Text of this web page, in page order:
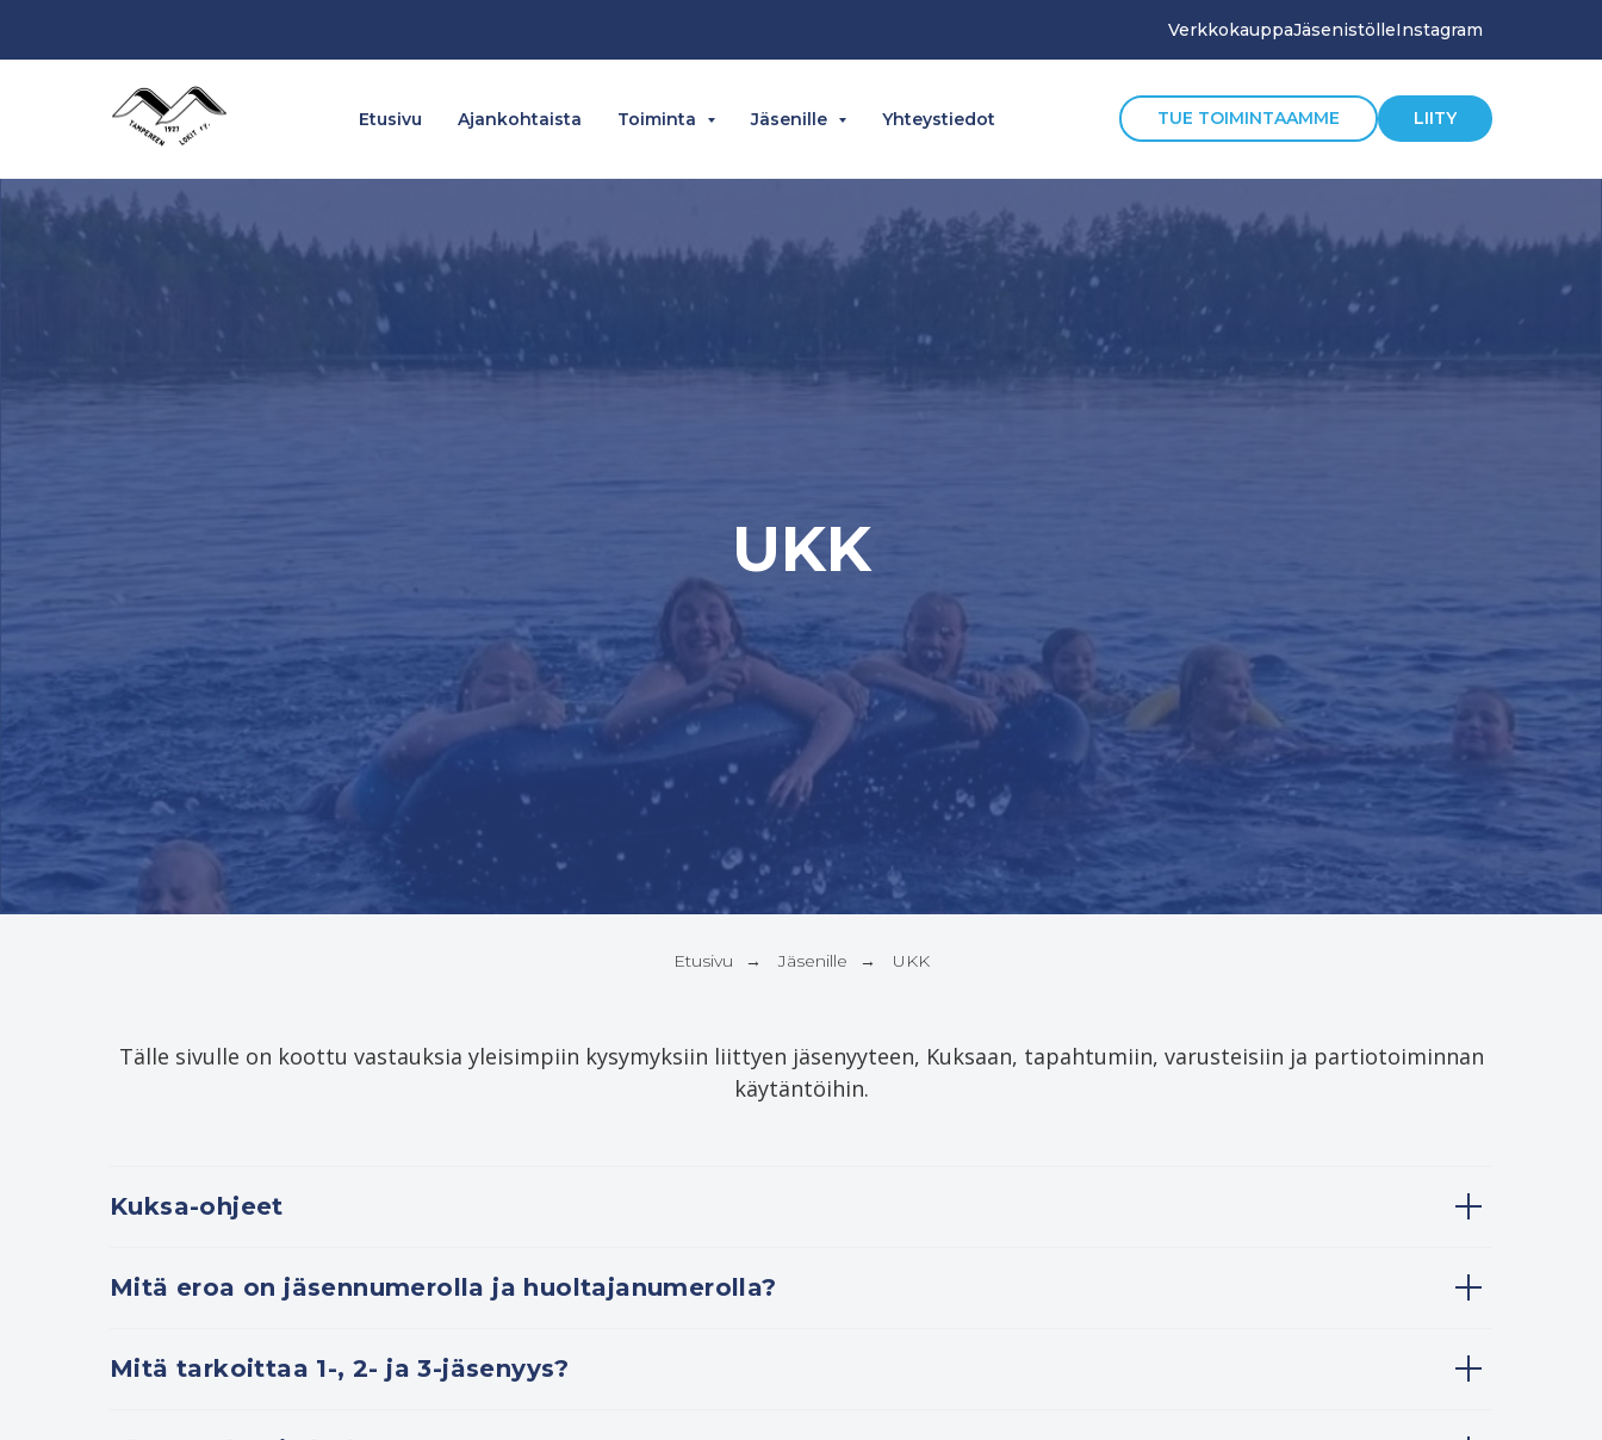
VerkkokauppaJäsenistölleInstagram
Etusivu Ajankohtaista Toiminta Jäsenille Yhteystiedot TUE TOIMINTAAMME LIITY
UKK
Etusivu → Jäsenille → UKK
Tälle sivulle on koottu vastauksia yleisimpiin kysymyksiin liittyen jäsenyyteen, Kuksaan, tapahtumiin, varusteisiin ja partiotoiminnan
käytäntöihin.
Kuksa-ohjeet
Mitä eroa on jäsennumerolla ja huoltajanumerolla?
Mitä tarkoittaa 1-, 2- ja 3-jäsenyys?